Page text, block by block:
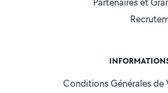
Conditions Générales